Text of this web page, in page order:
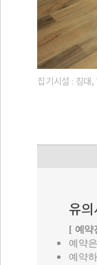
집기시설 : 침대
유
[ 예약
예약
예약